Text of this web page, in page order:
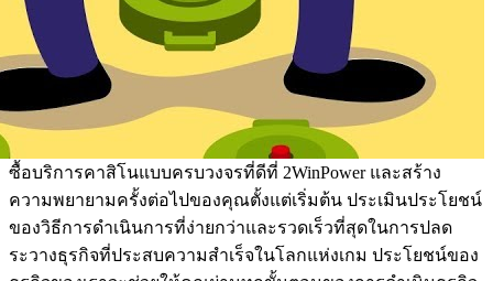
ซื้อบริการคาสิโนแบบครบวงจรที่ดีที่ 2WinPower และสร้าง
ความพยายามครั้งต่อไปของคุณตั้งแต่เริ่มต้น ประเมินประโยชน์
ของวิธีการดำเนินการที่ง่ายกว่าและรวดเร็วที่สุดในการปลด
ระวางธุรกิจที่ประสบความสำเร็จในโลกแห่งเกม ประโยชน์ของ